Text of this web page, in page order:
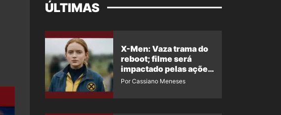
ÚLTIMAS
X-Men: Vaza trama do
reboot; filme será
impactado pelas ações
de Jean Grey em
Por Cassiano Meneses